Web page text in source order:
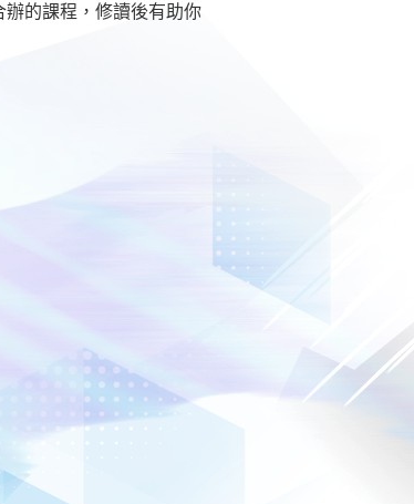
辦的課程，修讀後有助你